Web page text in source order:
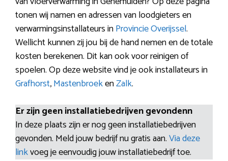
tonen wij namen en adressen van loodgieters en
verwarmingsinstallateurs inProvincie Overijssel.
Wellicht kunnen zij jou bij de hand nemen en de totale
kosten berekenen. Dit kan ook voor reinigen of
spoelen. Op deze website vind je ook installateurs in
Grafhorst,MastenbroekenZalk.
Er zijn geen installatiebedrijven gevondenn
In deze plaats zijn er nog geen installatiebedrijven
gevonden. Meld jouw bedrijf nu gratis aan.Via deze
linkvoeg je eenvoudig jouw installatiebedrijf toe.